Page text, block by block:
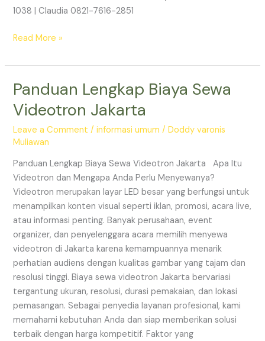
1038 | Claudia 0821-7616-2851
Read More »
Panduan Lengkap Biaya Sewa
Videotron Jakarta
Leave a Comment /informasi umum /Doddy varonis
Muliawan
Panduan Lengkap Biaya Sewa Videotron Jakarta Apa Itu
Videotron dan Mengapa Anda Perlu Menyewanya?
Videotron merupakan layar LED besar yang berfungsi untuk
menampilkan konten visual seperti iklan, promosi, acara live,
atau informasi penting. Banyak perusahaan, event
organizer, dan penyelenggara acara memilih menyewa
videotron di Jakarta karena kemampuannya menarik
perhatian audiens dengan kualitas gambar yang tajam dan
resolusi tinggi. Biaya sewa videotron Jakarta bervariasi
tergantung ukuran, resolusi, durasi pemakaian, dan lokasi
pemasangan. Sebagai penyedia layanan profesional, kami
memahami kebutuhan Anda dan siap memberikan solusi
terbaik dengan harga kompetitif. Faktor yang
Panduan
Biaya
Sewa
Videotron